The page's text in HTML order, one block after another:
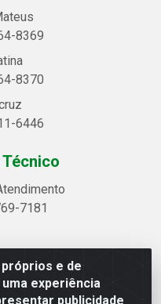
e de
experiência
publicidade
8369
8370
6446
7181
Alegre, 2521 -
Linhares/ES - CEP